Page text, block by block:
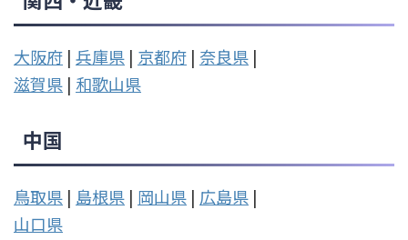
大阪府 | 兵庫県 | 京都府 | 奈良県 |
滋賀県 | 和歌山県
中国
鳥取県 | 島根県 | 岡山県 | 広島県 |
山口県